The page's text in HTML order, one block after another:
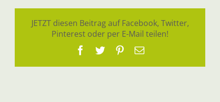
JETZT diesen Beitrag auf Facebook, Twitter,
Pinterest oder per E-Mail teilen!
Facebook
TwitterPinterest
E-